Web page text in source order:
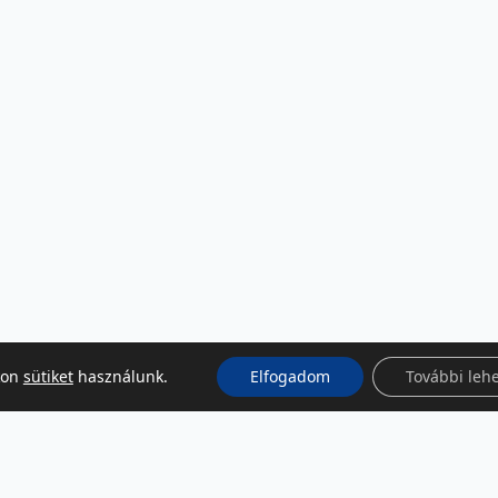
sütikethasználunk. Elfogadom További